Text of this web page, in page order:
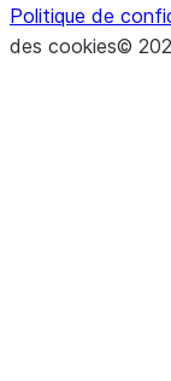
Politique de
des cookies©